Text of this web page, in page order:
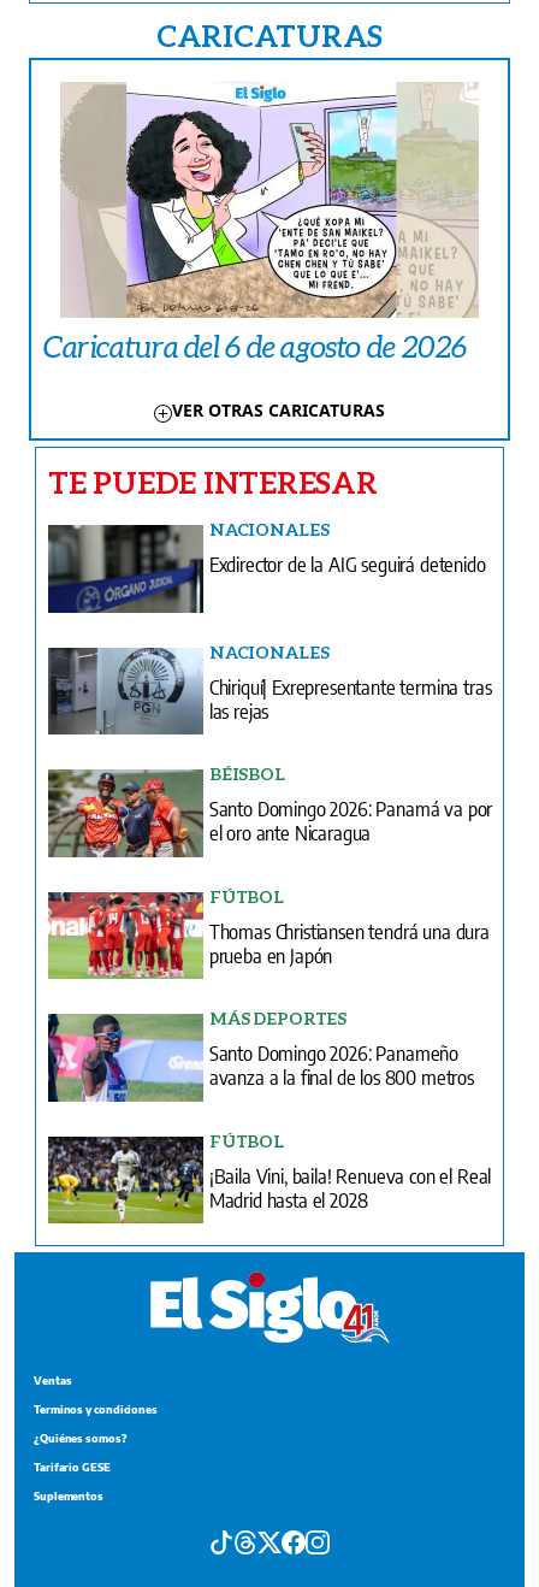
CARICATURAS
Caricatura del 6 de agosto de 2026
VER OTRAS CARICATURAS
TE PUEDE INTERESAR
NACIONALES
Exdirector de la AIG seguirá detenido
NACIONALES
Chiriquí| Exrepresentante termina tras
las rejas
BÉISBOL
Santo Domingo 2026: Panamá va por
el oro ante Nicaragua
FÚTBOL
Thomas Christiansen tendrá una dura
prueba en Japón
MÁS DEPORTES
Santo Domingo 2026: Panameño
avanza a la final de los 800 metros
FÚTBOL
¡Baila Vini, baila! Renueva con el Real
Madrid hasta el 2028
Ventas
Terminos y condiciones
¿Quiénes somos?
Tarifario GESE
Suplementos